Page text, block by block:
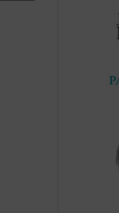
terminada
momentos
dramático
culminaría